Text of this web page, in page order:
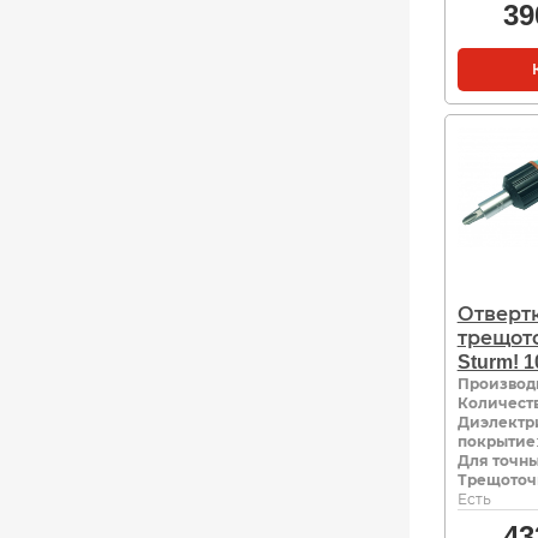
Sturm!
покрытие
Для
Есть